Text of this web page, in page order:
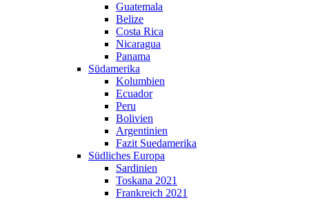
Guatemala
Belize
Costa Rica
Nicaragua
Panama
Südamerika
Kolumbien
Ecuador
Peru
Bolivien
Argentinien
Fazit Suedamerika
Südliches Europa
Sardinien
Toskana 2021
Frankreich 2021